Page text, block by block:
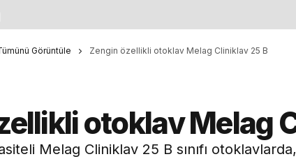
Görüntüle Zengin özellikli otoklav Melag Cliniklav 25 B
otoklav Melag
Melag Cliniklav 25 B sınıfı otoklavlarda,